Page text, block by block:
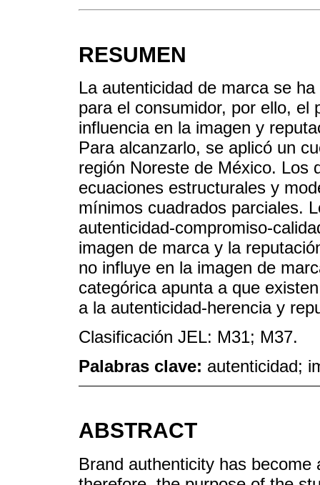
RESUMEN
La autenticidad de marca se
para el consumidor, por ello, el
influencia en la imagen y
Para alcanzarlo, se aplicó un
región Noreste de México. Los
ecuaciones estructurales y
mínimos cuadrados parciales.
autenticidad-compromiso-
imagen de marca y la
no influye en la imagen de
categórica apunta a que
a la autenticidad-herencia y
Clasificación JEL: M31; M37.
Palabras clave: autenticidad;
ABSTRACT
Brand authenticity has